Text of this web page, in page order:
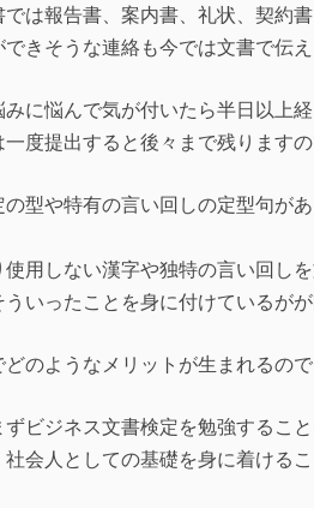
は報告書、案内書、礼状、契約
きそうな連絡も今では文書で伝
に悩んで気が付いたら半日以上
度提出すると後々まで残ります
型や特有の言い回しの定型句があ
用しない漢字や独特の言い回し
いったことを身に付けているがが
のようなメリットが生まれるので
ビジネス文書検定を勉強するこ
会人としての基礎を身に着けるこ